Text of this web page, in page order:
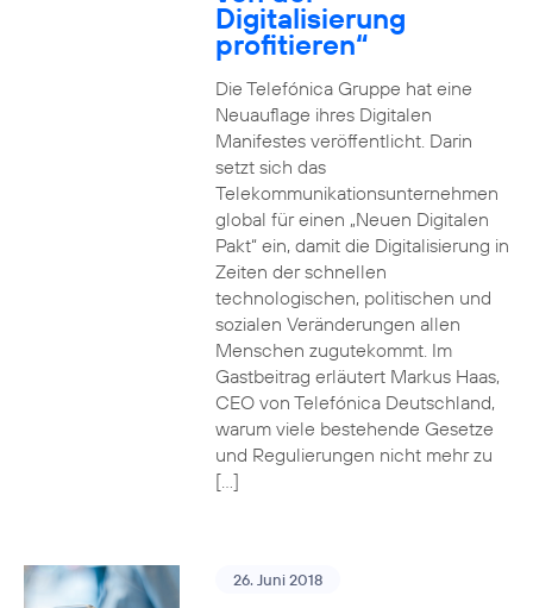
Digitalisierung
profitieren“
Die Telefónica Gruppe hat eine
Neuauflage ihres Digitalen
Manifestes veröffentlicht. Darin
setzt sich das
Telekommunikationsunternehmen
global für einen „Neuen Digitalen
Pakt“ ein, damit die Digitalisierung in
Zeiten der schnellen
technologischen, politischen und
sozialen Veränderungen allen
Menschen zugutekommt. Im
Gastbeitrag erläutert Markus Haas,
CEO von Telefónica Deutschland,
warum viele bestehende Gesetze
und Regulierungen nicht mehr zu
[…]
26. Juni 2018